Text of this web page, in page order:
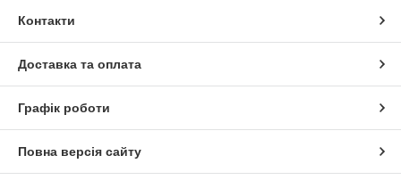
Контакти
Доставка та оплата
Графік роботи
Повна версія сайту